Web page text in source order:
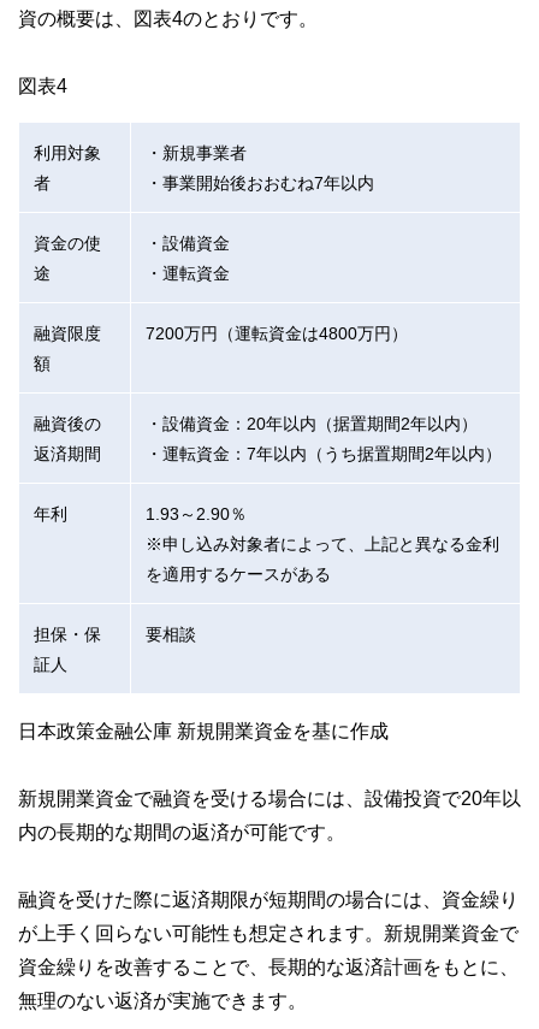
資の概要は、図表4のとおりです。
図表4
利用対象
者
・新規事業者
・事業開始後おおむね7年以内
資金の使
途
・設備資金
・運転資金
融資限度
額
7200万円（運転資金は4800万円）
融資後の
返済期間
・設備資金：20年以内（据置期間2年以内）
・運転資金：7年以内（うち据置期間2年以内）
年利
1.93～2.90％
※申し込み対象者によって、上記と異なる金利
を適用するケースがある
担保・保
証人
要相談
日本政策金融公庫 新規開業資金を基に作成
新規開業資金で融資を受ける場合には、設備投資で20年以
内の長期的な期間の返済が可能です。
融資を受けた際に返済期限が短期間の場合には、資金繰り
が上手く回らない可能性も想定されます。新規開業資金で
資金繰りを改善することで、長期的な返済計画をもとに、
無理のない返済が実施できます。